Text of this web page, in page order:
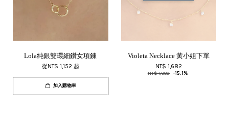
Lola純銀雙環細鑽女項鍊
從NT$ 1,152 起
加入購物車
Violeta Necklace 黃小姐下單
NT$ 1,682
NT$ 1,980 -15.1%